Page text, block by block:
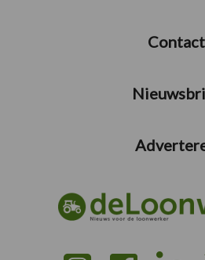
Contact